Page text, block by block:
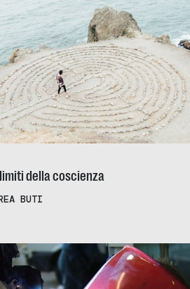
della coscienza
BUTI